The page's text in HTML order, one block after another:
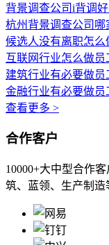
背景调查公司i背调好
杭州背景调查公司哪
候选人没有离职怎么
互联网行业怎么做员
建筑行业有必要做员
金融行业有必要做员
查看更多 >
合作客户
10000+大中型合作
筑、蓝领、生产制造